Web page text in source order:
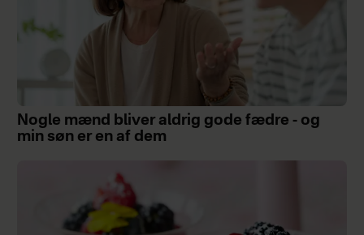
Nogle mænd bliver aldrig gode fædre - og
min søn er en af dem